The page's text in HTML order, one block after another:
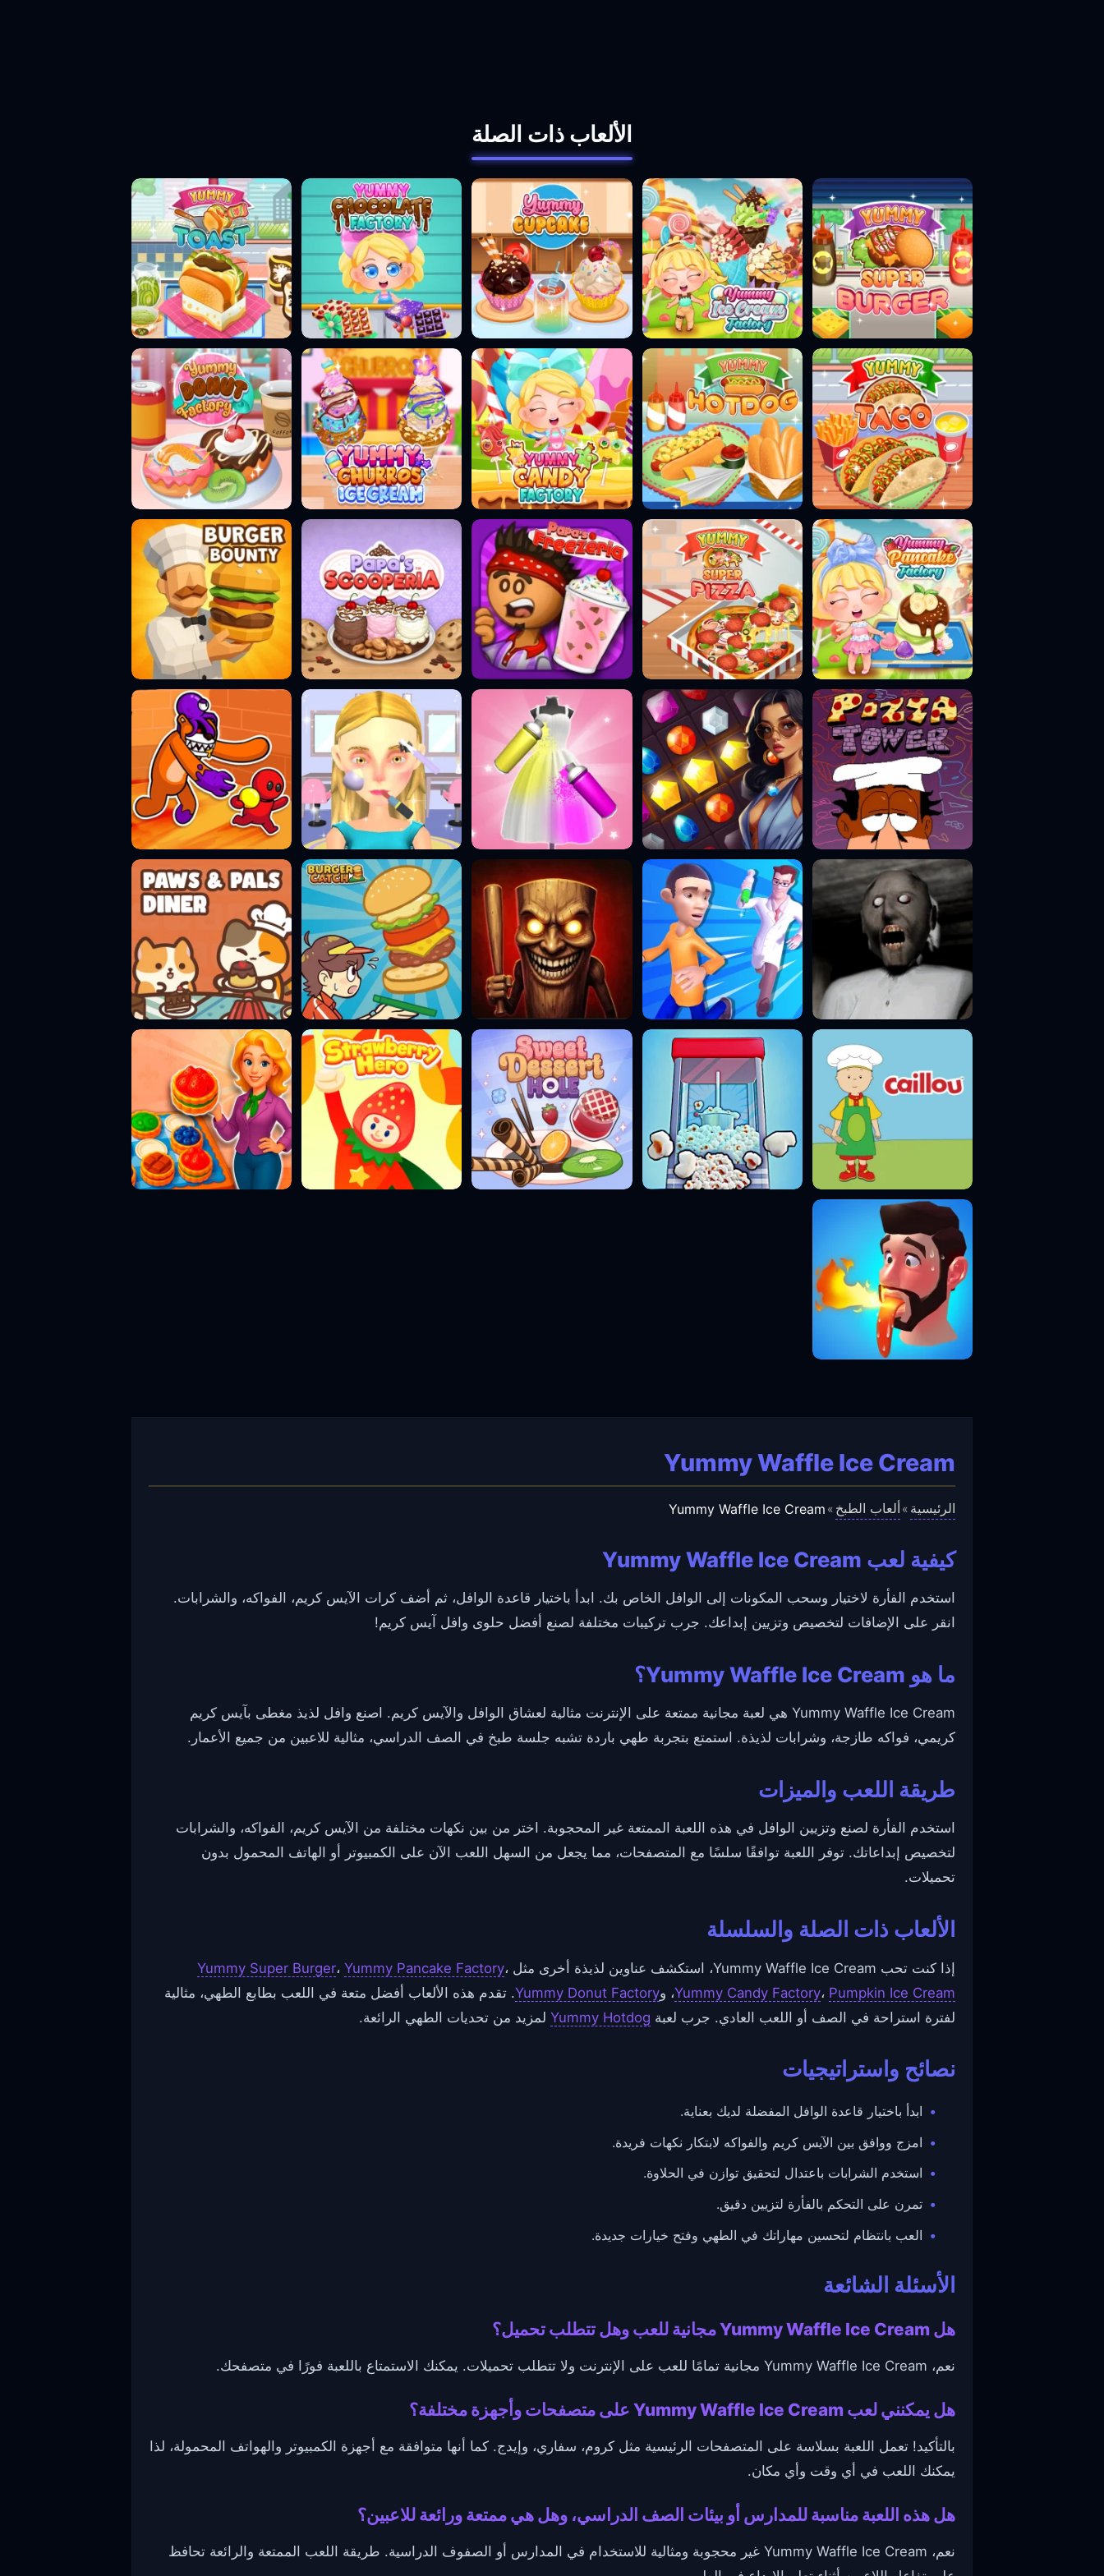
Yummy Waffle Ice Cream
الرئيسية » ألعاب الطبخ »
Yummy Waffle Ice Cream
كيفية لعب Yummy Waffle Ice Cream
استخدم الفأرة لاختيار وسحب المكونات إلى الوافل الخاص بك. ابدأ باختيار قاعدة الوافل، ثم أضف كرات الآيس كريم، الفواكه، والشرابات.
انقر على الإضافات لتخصيص وتزيين إبداعك. جرب تركيبات مختلفة لصنع أفضل حلوى وافل آيس كريم!
ما هو Yummy Waffle Ice Cream؟
Yummy Waffle Ice Cream هي لعبة مجانية ممتعة على الإنترنت مثالية لعشاق الوافل والآيس كريم. اصنع وافل لذيذ مغطى بآيس كريم
كريمي، فواكه طازجة، وشرابات لذيذة. استمتع بتجربة طهي باردة تشبه جلسة طبخ في الصف الدراسي، مثالية للاعبين من جميع الأعمار.
طريقة اللعب والميزات
استخدم الفأرة لصنع وتزيين الوافل في هذه اللعبة الممتعة غير المحجوبة. اختر من بين نكهات مختلفة من الآيس كريم، الفواكه، والشرابات
لتخصيص إبداعاتك. توفر اللعبة توافقًا سلسًا مع المتصفحات، مما يجعل من السهل اللعب الآن على الكمبيوتر أو الهاتف المحمول بدون
تحميلات.
الألعاب ذات الصلة والسلسلة
إذا كنت تحب Yummy Waffle Ice Cream، استكشف عناوين لذيذة أخرى مثل Yummy Super Burger، Yummy Pancake Factory،
Yummy Candy Factory، Pumpkin Ice Cream ، وYummy Donut Factory. تقدم هذه الألعاب أفضل متعة في اللعب بطابع الطهي، مثالية
لفترة استراحة في الصف أو اللعب العادي. جرب لعبة Yummy Hotdog لمزيد من تحديات الطهي الرائعة.
نصائح واستراتيجيات
ابدأ باختيار قاعدة الوافل المفضلة لديك بعناية.
امزج ووافق بين الآيس كريم والفواكه لابتكار نكهات فريدة.
استخدم الشرابات باعتدال لتحقيق توازن في الحلاوة.
تمرن على التحكم بالفأرة لتزيين دقيق.
العب بانتظام لتحسين مهاراتك في الطهي وفتح خيارات جديدة.
الأسئلة الشائعة
هل Yummy Waffle Ice Cream مجانية للعب وهل تتطلب تحميل؟
نعم، Yummy Waffle Ice Cream مجانية تمامًا للعب على الإنترنت ولا تتطلب تحميلات. يمكنك الاستمتاع باللعبة فورًا في متصفحك.
هل يمكنني لعب Yummy Waffle Ice Cream على متصفحات وأجهزة مختلفة؟
بالتأكيد! تعمل اللعبة بسلاسة على المتصفحات الرئيسية مثل كروم، سفاري، وإيدج. كما أنها متوافقة مع أجهزة الكمبيوتر والهواتف المحمولة، لذا
يمكنك اللعب في أي وقت وأي مكان.
هل هذه اللعبة مناسبة للمدارس أو بيئات الصف الدراسي، وهل هي ممتعة ورائعة للاعبين؟
نعم، Yummy Waffle Ice Cream غير محجوبة ومثالية للاستخدام في المدارس أو الصفوف الدراسية. طريقة اللعب الممتعة والرائعة تحافظ
الألعاب ذات الصلة